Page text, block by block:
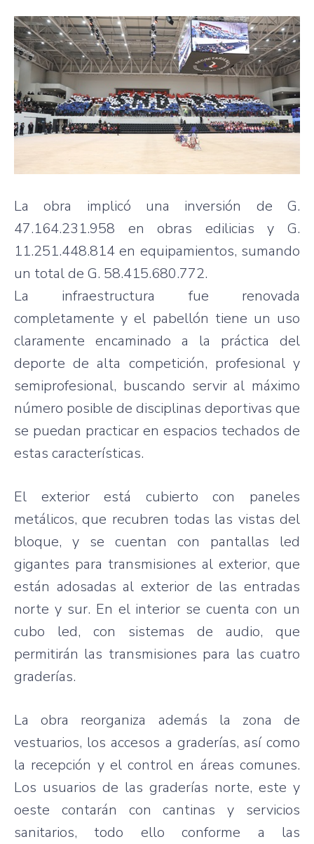
La obra implicó una inversión de G.
47.164.231.958 en obras edilicias y G.
11.251.448.814 en equipamientos, sumando
un total de G. 58.415.680.772.
La infraestructura fue renovada
completamente y el pabellón tiene un uso
claramente encaminado a la práctica del
deporte de alta competición, profesional y
semiprofesional, buscando servir al máximo
número posible de disciplinas deportivas que
se puedan practicar en espacios techados de
estas características.
El exterior está cubierto con paneles
metálicos, que recubren todas las vistas del
bloque, y se cuentan con pantallas led
gigantes para transmisiones al exterior, que
están adosadas al exterior de las entradas
norte y sur. En el interior se cuenta con un
cubo led, con sistemas de audio, que
permitirán las transmisiones para las cuatro
graderías.
La obra reorganiza además la zona de
vestuarios, los accesos a graderías, así como
la recepción y el control en áreas comunes.
Los usuarios de las graderías norte, este y
oeste contarán con cantinas y servicios
sanitarios, todo ello conforme a las